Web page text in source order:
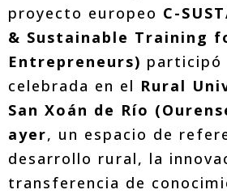
proyecto europeo C-
& Sustainable Training
Entrepreneurs) participó
celebrada en el Rural
San Xoán de Río
ayer, un espacio de
desarrollo rural, la
transferencia de